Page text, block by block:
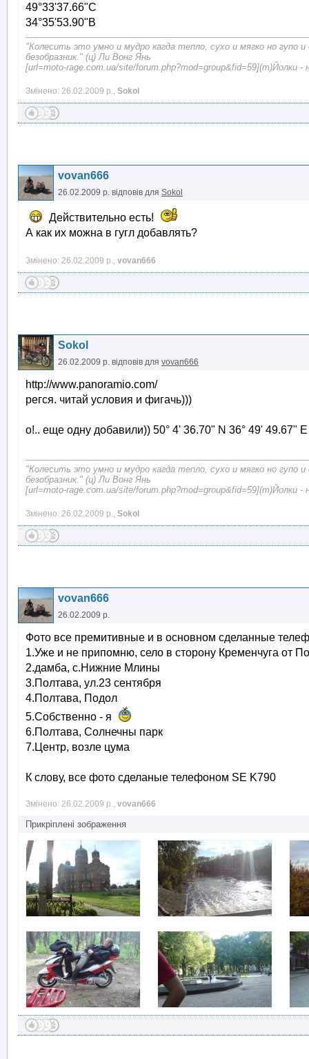
49°33'37.66"С
34°35'53.90"В
"Колесить это умно и мудро кагда тепло, сухо и мягко но гупо
безобразник." (ц) Ли Вонг Янь
[url=moto-rage.com.ua/site/forum.php?mod=group&fid=59](т)Йолки -
Змінено: 26.02.2009 р., Sokol
vovan666
26.02.2009 р. відповів для Sokol
Действительно есть!
А как их можна в гугл добавлять?
Змінено: 26.02.2009 р., vovan666
Sokol
26.02.2009 р. відповів для vovan666
http://www.panoramio.com/
регся. читай условия и фигачь)))
о!.. еще одну добавили)) 50° 4' 36.70" N 36° 49' 49.67" E
"Колесить это умно и мудро кагда тепло, сухо и мягко но гупо
безобразник." (ц) Ли Вонг Янь
[url=moto-rage.com.ua/site/forum.php?mod=group&fid=59](т)Йолки -
Змінено: 26.02.2009 р., Sokol
vovan666
26.02.2009 р.
Фото все премитивные и в основном сделанные
1.Уже и не припомню, село в сторону Кременчуга от
2.дамба, с.Нижние Млины
3.Полтава, ул.23 сентября
4.Полтава, Подол
5.Собственно - я
6.Полтава, Солнечны парк
7.Центр, возле цума
К слову, все фото сделаные телефоном SE K790
Змінено: 26.02.2009 р., vovan666
Прикріплені зображення